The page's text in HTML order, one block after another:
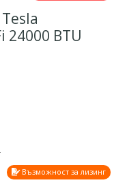
24000 BTU
Възможност за лизинг